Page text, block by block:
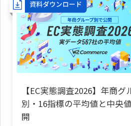
【EC実態調査2026】年商グ
別・16指標の平均値と中央
開